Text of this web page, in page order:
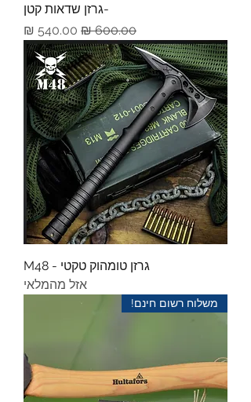
-גרזן שדאות קטן
מחיר רגיל מחיר מבצע
גרזן טומהוק טקטי - M48
אזל מהמלאי
משלוח רשום חינם!